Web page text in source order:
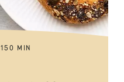
150 MIN